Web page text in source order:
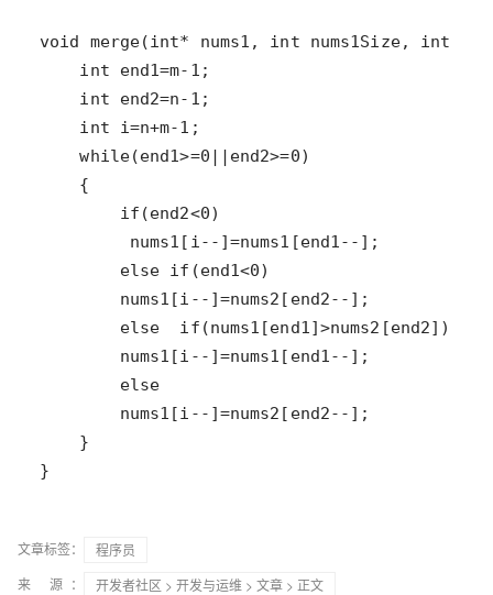
}
文章标签：
程序员
来 源：
开发者社区 > 开发与运维 > 文章 > 正文